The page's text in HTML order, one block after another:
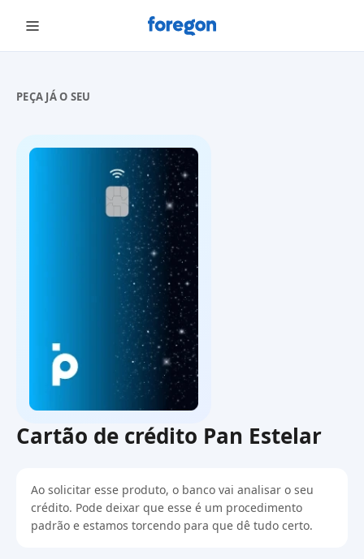
Foregon.com
PEÇA JÁ O SEU
Cartão de crédito Pan Estelar
Ao solicitar esse produto, o banco vai analisar o seu
crédito. Pode deixar que esse é um procedimento
padrão e estamos torcendo para que dê tudo certo.